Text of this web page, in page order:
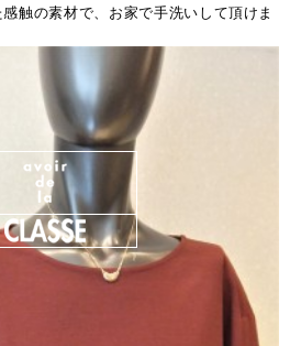
触の素材で、お家で手洗いして頂けま